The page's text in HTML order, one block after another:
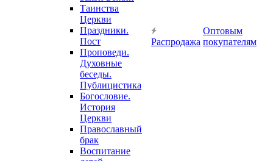
Таинства
Церкви
Праздники.
Пост
Проповеди.
Духовные
беседы.
Публицистика
Богословие.
История
Церкви
Православный
брак
Воспитание
Распродажа
Оптовым
покупателям